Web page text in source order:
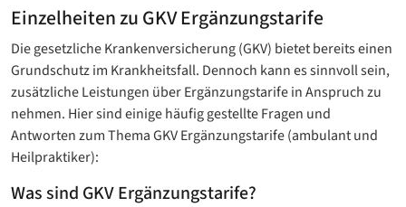
Einzelheiten zu GKV Ergänzungstarife
Die gesetzliche Krankenversicherung (GKV) bietet bereits einen
Grundschutz im Krankheitsfall. Dennoch kann es sinnvoll sein,
zusätzliche Leistungen über Ergänzungstarife in Anspruch zu
nehmen. Hier sind einige häufig gestellte Fragen und
Antworten zum Thema GKV Ergänzungstarife (ambulant und
Heilpraktiker):
Was sind GKV Ergänzungstarife?